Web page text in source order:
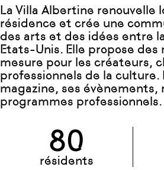
La Villa Albertine renouvelle
résidence et crée une
des arts et des idées entre
Etats-Unis. Elle propose des
mesure pour les créateurs,
professionnels de la culture.
magazine, ses évènements,
programmes professionnels.
80
résidents